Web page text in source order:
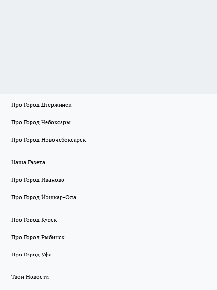
Про Город Дзержинск
Про Город Чебоксары
Про Город Новочебоксарск
Наша Газета
Про Город Иваново
Про Город Йошкар-Ола
Про Город Курск
Про Город Рыбинск
Про Город Уфа
Твои Новости